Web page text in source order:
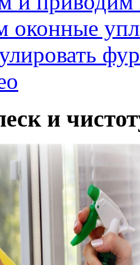
оконные
и